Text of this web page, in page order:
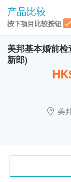
乙型肝炎表
乙型肝炎表
梅毒
梅毒血清试验
地中海贫血
評估是否對甲
HK$360.0
4合1心血管疾
检查能反映患
固问题
600.0
4合1晕眩伸延
检查钾和钠等
化(颈动脉血
检测空腹情况
未成年客人
A. 10歳至
(1) 有家长
在中心即场
核实无误后
(2) 没有家
预先取同
由其他成
签署者的
服务。
B.16歳至未
预先取同意
客人自行到
身份证明
热线电话：(852)
产品比较
按下项目比较按钮
美邦基本婚前
新郎)
美